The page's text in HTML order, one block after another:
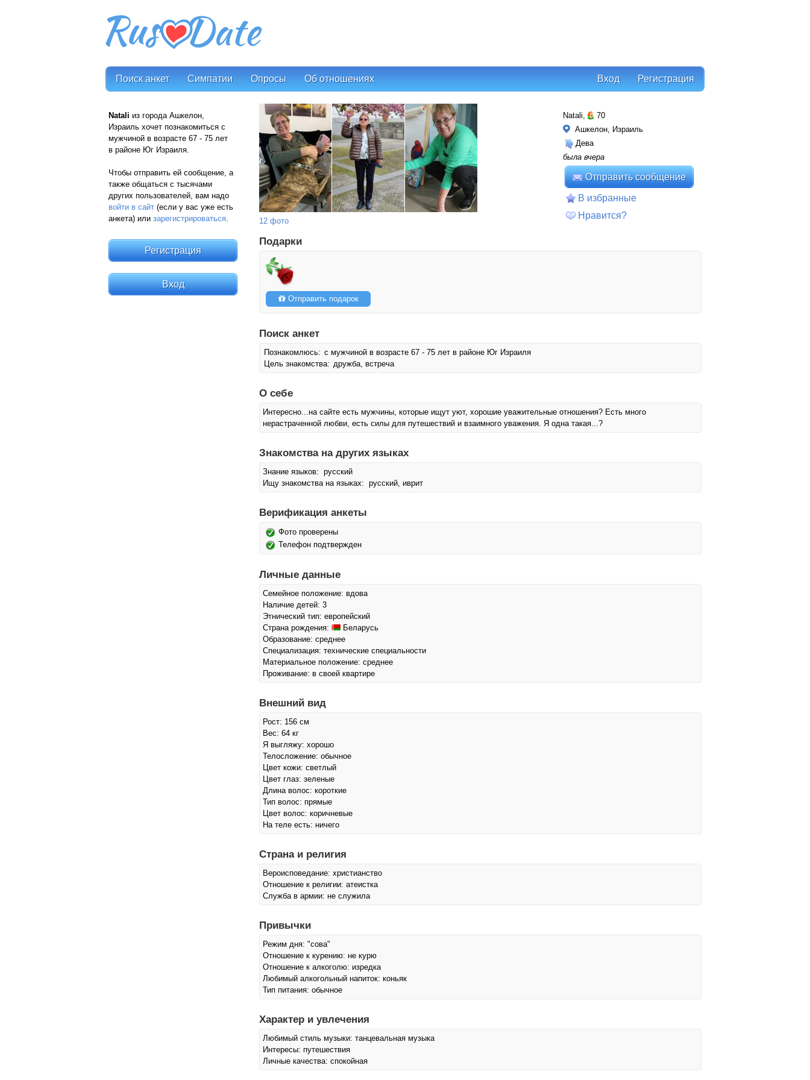
Поиск анкет Симпатии Опросы Об отношениях Регистрация
Вход
Natali из города Ашкелон,
Израиль хочет познакомиться с
мужчиной в возрасте 67 - 75 лет
в районе Юг Израиля.
Чтобы отправить ей сообщение, а
также общаться с тысячами
других пользователей, вам надо
войти в сайт (если у вас уже есть
анкета) или зарегистрироваться. 12 фото
Natali,
70
Ашкелон, Израиль
Дева
была вчера
Отправить сообщение
В избранные
Нравится?
Подарки
Отправить подарок
Поиск анкет
Познакомлюсь: с мужчиной в возрасте 67 - 75 лет в районе Юг Израиля
Цель знакомства: дружба, встреча
О себе
Интересно...на сайте есть мужчины, которые ищут уют, хорошие уважительные отношения? Есть много
нерастраченной любви, есть силы для путешествий и взаимного уважения. Я одна такая...?
Знакомства на других языках
Знание языков: русский
Ищу знакомства на языках: русский, иврит
Верификация анкеты
Фото проверены
Телефон подтвержден
Личные данные
Семейное положение: вдова
Наличие детей: 3
Этнический тип: европейский
Страна рождения:
Беларусь
Образование: среднее
Специализация: технические специальности
Материальное положение: среднее
Проживание: в своей квартире
Внешний вид
Рост: 156 см
Вес: 64 кг
Я выгляжу: хорошо
Телосложение: обычное
Цвет кожи: светлый
Цвет глаз: зеленые
Длина волос: короткие
Тип волос: прямые
Цвет волос: коричневые
На теле есть: ничего
Страна и религия
Вероисповедание: христианство
Отношение к религии: атеистка
Служба в армии: не служила
Привычки
Режим дня: "сова"
Отношение к курению: не курю
Отношение к алкоголю: изредка
Любимый алкогольный напиток: коньяк
Тип питания: обычное
Характер и увлечения
Любимый стиль музыки: танцевальная музыка
Интересы: путешествия
Личные качества: спокойная